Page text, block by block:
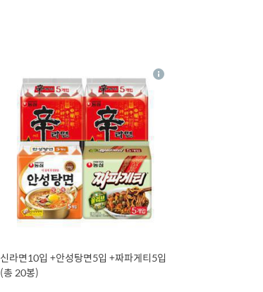
신라면10입 +안성탕면5입 +짜파게티5입
(총 20봉)
상